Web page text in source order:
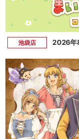
池袋店 2026年